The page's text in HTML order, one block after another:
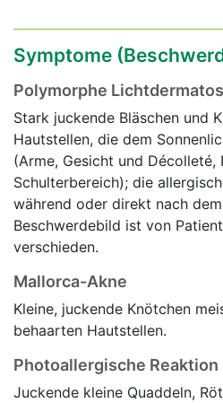
Symptome
Polymorphe
Stark juckende Bläschen und
Hautstellen, die dem
(Arme, Gesicht und Décolleté,
Schulterbereich); die
während oder direkt nach
Beschwerdebild ist von
verschieden.
Mallorca-Akne
Kleine, juckende Knötchen
behaarten Hautstellen.
Photoallergische Reaktion
Juckende kleine Quaddeln,